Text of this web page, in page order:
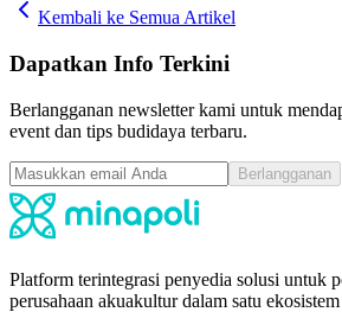
Kembali ke Semua Artikel
Dapatkan Info Terkini
Berlangganan newsletter kami untuk
event dan tips budidaya terbaru.
Berlangganan
Platform terintegrasi penyedia solusi untuk
perusahaan akuakultur dalam satu